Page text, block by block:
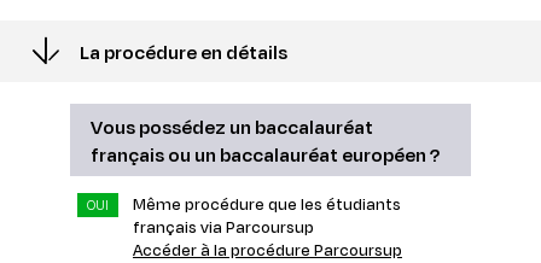
La procédure en détails
Vous possédez un baccalauréat
français ou un baccalauréat européen ?
OUI
Même procédure que les étudiants
français via Parcoursup
Accéder à la procédure Parcoursup